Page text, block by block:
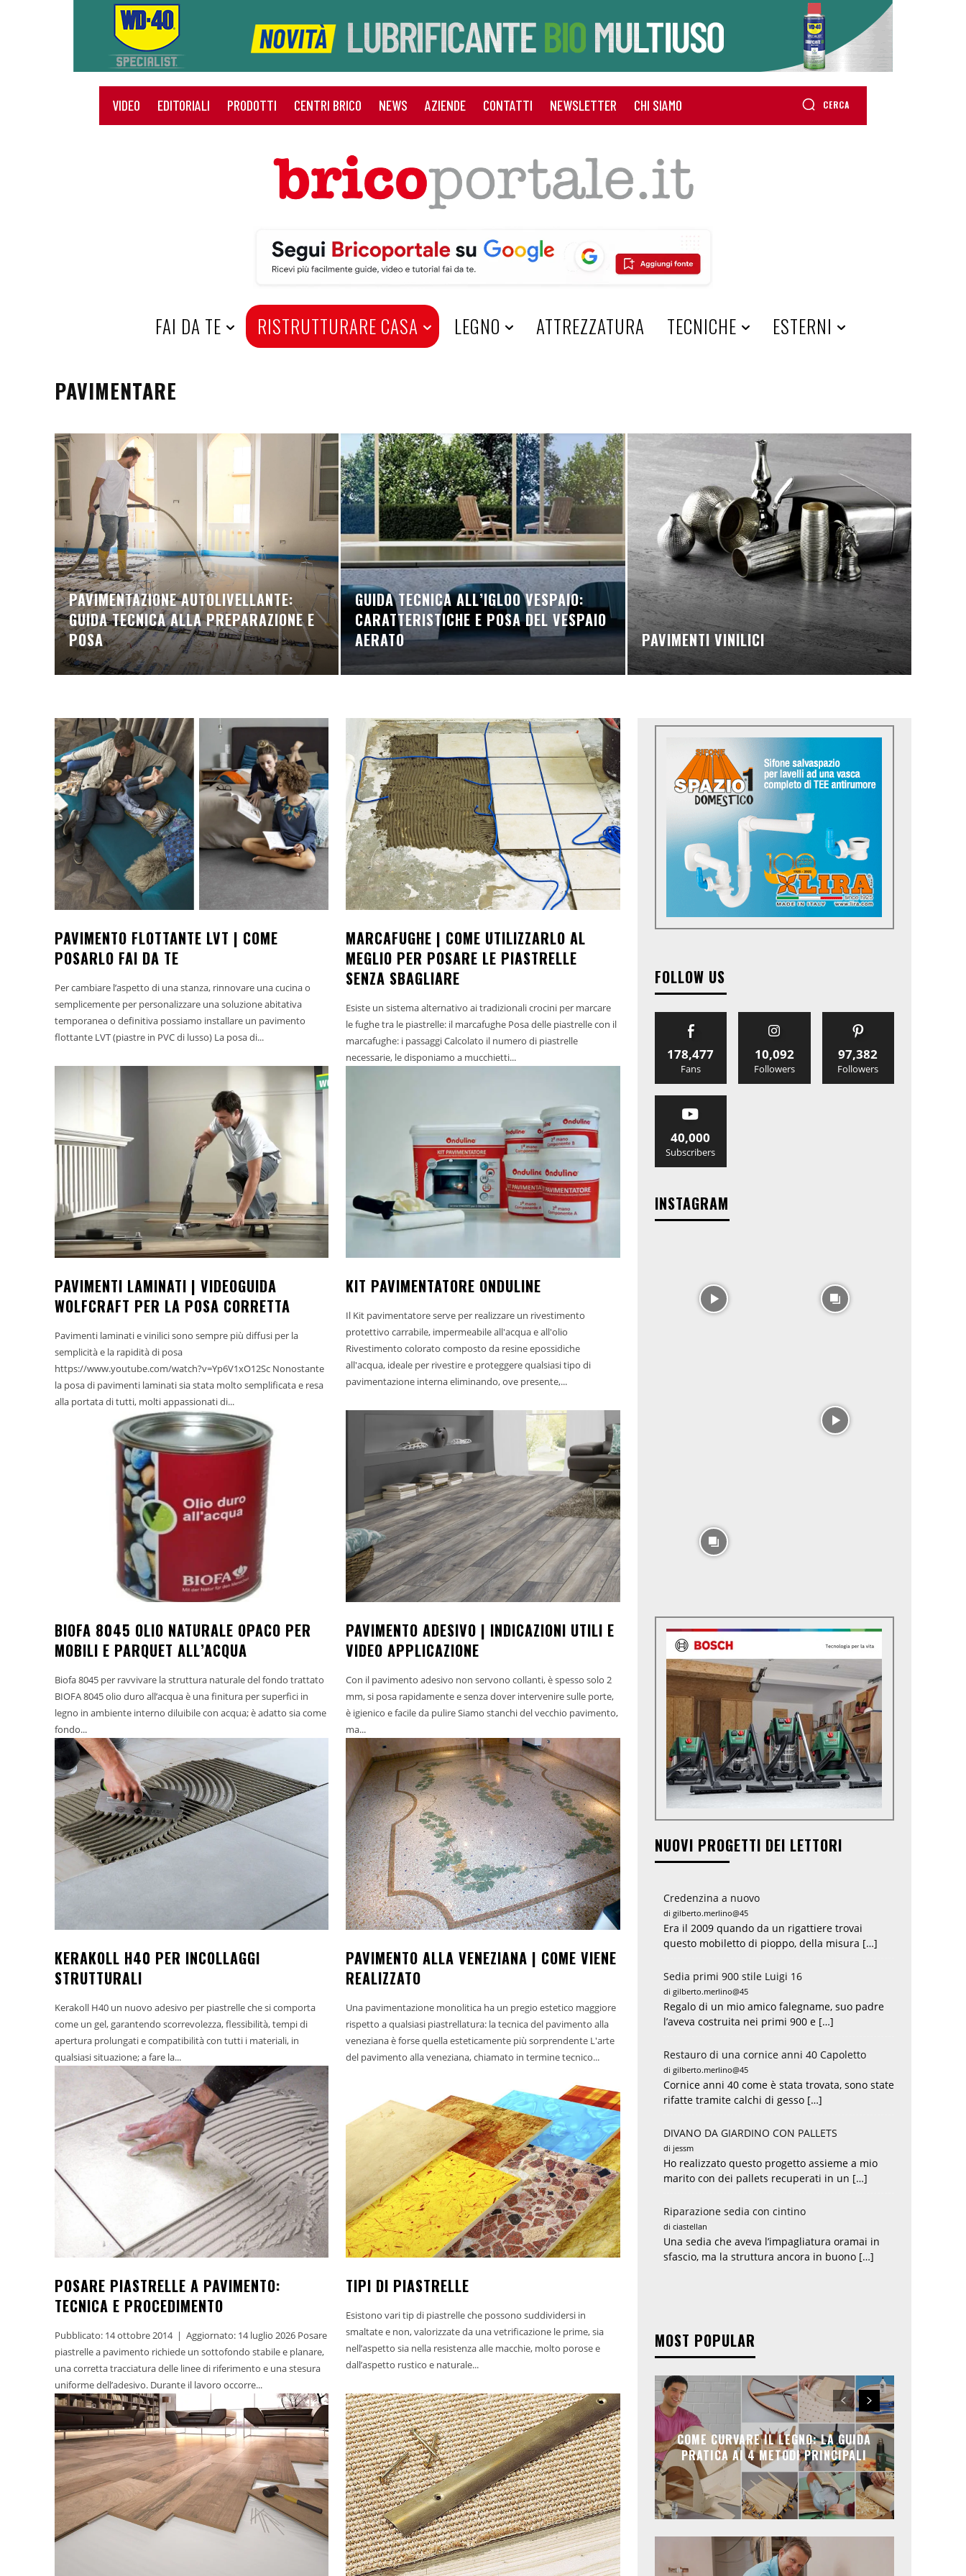
VIDEO EDITORIALI PRODOTTI CENTRI BRICO NEWS AZIENDE CONTATTI NEWSLETTER CHI SIAMO CERCA
E
FAI DA TE RISTRUTTURARE CASA LEGNO ATTREZZATURA TECNICHE ESTERNI
PAVIMENTARE
PAVIMENTAZIONE AUTOLIVELLANTE:
GUIDA TECNICA ALLA PREPARAZIONE E
POSA
GUIDA TECNICA ALL’IGLOO VESPAIO:
CARATTERISTICHE E POSA DEL VESPAIO
AERATO
PAVIMENTI VINILICI
PAVIMENTO FLOTTANTE LVT | COME
POSARLO FAI DA TE
Per cambiare l’aspetto di una stanza, rinnovare una cucina o
semplicemente per personalizzare una soluzione abitativa
temporanea o definitiva possiamo installare un pavimento
flottante LVT (piastre in PVC di lusso) La posa di...
MARCAFUGHE | COME UTILIZZARLO AL
MEGLIO PER POSARE LE PIASTRELLE
SENZA SBAGLIARE
Esiste un sistema alternativo ai tradizionali crocini per marcare
le fughe tra le piastrelle: il marcafughe Posa delle piastrelle con il
marcafughe: i passaggi Calcolato il numero di piastrelle
necessarie, le disponiamo a mucchietti...
PAVIMENTI LAMINATI | VIDEOGUIDA
WOLFCRAFT PER LA POSA CORRETTA
Pavimenti laminati e vinilici sono sempre più diffusi per la
semplicità e la rapidità di posa
https://www.youtube.com/watch?v=Yp6V1xO12Sc Nonostante
la posa di pavimenti laminati sia stata molto semplificata e resa
alla portata di tutti, molti appassionati di...
KIT PAVIMENTATORE ONDULINE
Il Kit pavimentatore serve per realizzare un rivestimento
protettivo carrabile, impermeabile all'acqua e all'olio
Rivestimento colorato composto da resine epossidiche
all'acqua, ideale per rivestire e proteggere qualsiasi tipo di
pavimentazione interna eliminando, ove presente,...
BIOFA 8045 OLIO NATURALE OPACO PER
MOBILI E PARQUET ALL’ACQUA
Biofa 8045 per ravvivare la struttura naturale del fondo trattato
BIOFA 8045 olio duro all’acqua è una finitura per superfici in
legno in ambiente interno diluibile con acqua; è adatto sia come
fondo...
PAVIMENTO ADESIVO | INDICAZIONI UTILI E
VIDEO APPLICAZIONE
Con il pavimento adesivo non servono collanti, è spesso solo 2
mm, si posa rapidamente e senza dover intervenire sulle porte,
è igienico e facile da pulire Siamo stanchi del vecchio pavimento,
ma...
KERAKOLL H40 PER INCOLLAGGI
STRUTTURALI
Kerakoll H40 un nuovo adesivo per piastrelle che si comporta
come un gel, garantendo scorrevolezza, flessibilità, tempi di
apertura prolungati e compatibilità con tutti i materiali, in
qualsiasi situazione; a fare la...
PAVIMENTO ALLA VENEZIANA | COME VIENE
REALIZZATO
Una pavimentazione monolitica ha un pregio estetico maggiore
rispetto a qualsiasi piastrellatura: la tecnica del pavimento alla
veneziana è forse quella esteticamente più sorprendente L'arte
del pavimento alla veneziana, chiamato in termine tecnico...
POSARE PIASTRELLE A PAVIMENTO:
TECNICA E PROCEDIMENTO
Pubblicato: 14 ottobre 2014 | Aggiornato: 14 luglio 2026 Posare
piastrelle a pavimento richiede un sottofondo stabile e planare,
una corretta tracciatura delle linee di riferimento e una stesura
uniforme dell’adesivo. Durante il lavoro occorre...
TIPI DI PIASTRELLE
Esistono vari tip di piastrelle che possono suddividersi in
smaltate e non, valorizzate da una vetrificazione le prime, sia
nell’aspetto sia nella resistenza alle macchie, molto porose e
dall’aspetto rustico e naturale...
FOLLOW US
178,477
Fans
10,092
Followers
97,382
Followers
40,000
Subscribers
INSTAGRAM
NUOVI PROGETTI DEI LETTORI
Credenzina a nuovo
di gilberto.merlino@45
Era il 2009 quando da un rigattiere trovai
questo mobiletto di pioppo, della misura […]
Sedia primi 900 stile Luigi 16
di gilberto.merlino@45
Regalo di un mio amico falegname, suo padre
l’aveva costruita nei primi 900 e […]
Restauro di una cornice anni 40 Capoletto
di gilberto.merlino@45
Cornice anni 40 come è stata trovata, sono state
rifatte tramite calchi di gesso […]
DIVANO DA GIARDINO CON PALLETS
di jessm
Ho realizzato questo progetto assieme a mio
marito con dei pallets recuperati in un […]
Riparazione sedia con cintino
di ciastellan
Una sedia che aveva l’impagliatura oramai in
sfascio, ma la struttura ancora in buono […]
MOST POPULAR
COME CURVARE IL LEGNO: LA GUIDA
PRATICA AI 4 METODI PRINCIPALI